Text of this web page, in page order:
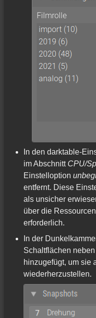
In den darktable-
im Abschnitt CPU/
Einstelloption
entfernt. Diese
als unsicher
über die
erforderlich.
In der
Schaltflächen
hinzugefügt, um sie
wiederherzustellen.